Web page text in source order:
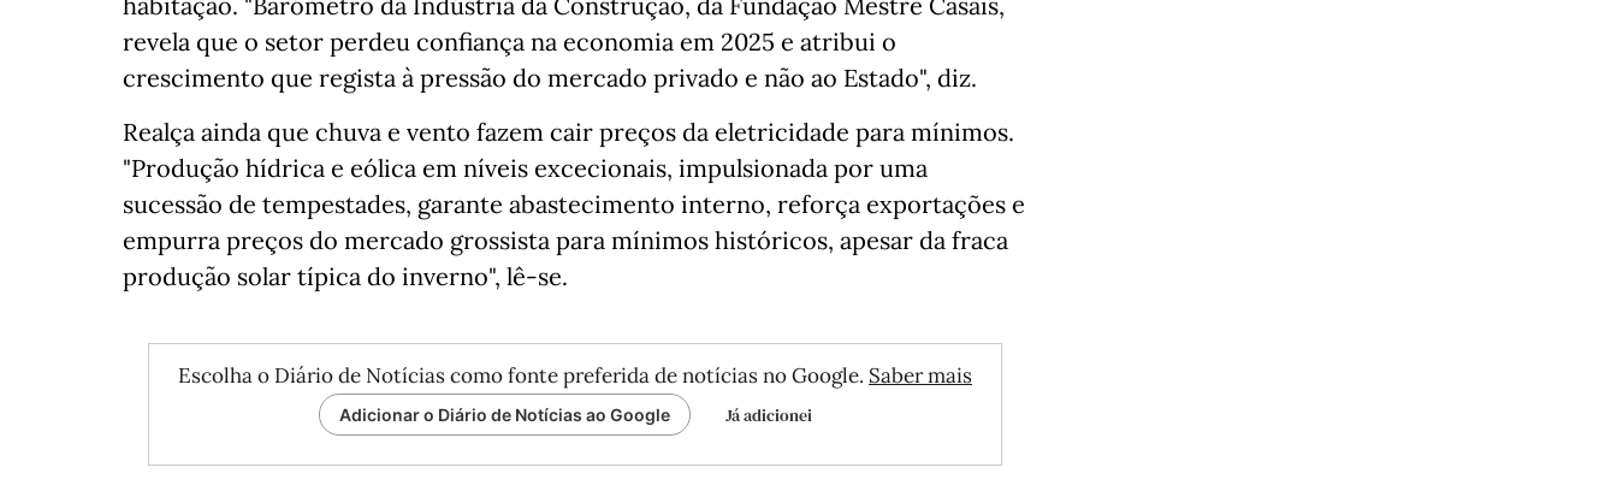
revela que o setor perdeu confiança na economia em 2025 e atribui o
crescimento que regista à pressão do mercado privado e não ao Estado", diz.
Realça ainda que chuva e vento fazem cair preços da eletricidade para mínimos.
"Produção hídrica e eólica em níveis excecionais, impulsionada por uma
sucessão de tempestades, garante abastecimento interno, reforça exportações e
empurra preços do mercado grossista para mínimos históricos, apesar da fraca
produção solar típica do inverno", lê-se.
Escolha o Diário de Notícias como fonte preferida de notícias no Google. Saber mais
Adicionar o Diário de Notícias ao Google Já adicionei